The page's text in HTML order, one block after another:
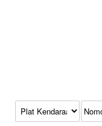
Kode Plat Kendaraan